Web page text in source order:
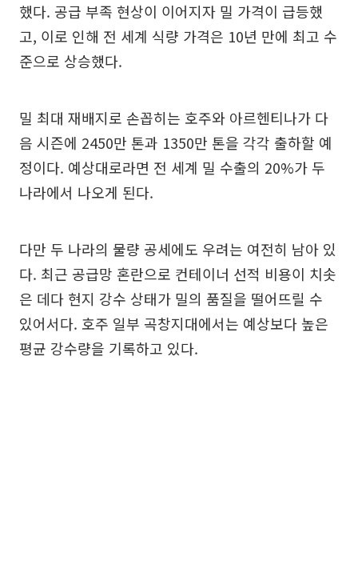
했다. 공급 부족 현상이 이어지자 밀 가격이 급등했
고, 이로 인해 전 세계 식량 가격은 10년 만에 최고 수
준으로 상승했다.
밀 최대 재배지로 손꼽히는 호주와 아르헨티나가 다
음 시즌에 2450만 톤과 1350만 톤을 각각 출하할 예
정이다. 예상대로라면 전 세계 밀 수출의 20%가 두
나라에서 나오게 된다.
다만 두 나라의 물량 공세에도 우려는 여전히 남아 있
다. 최근 공급망 혼란으로 컨테이너 선적 비용이 치솟
은 데다 현지 강수 상태가 밀의 품질을 떨어뜨릴 수
있어서다. 호주 일부 곡창지대에서는 예상보다 높은
평균 강수량을 기록하고 있다.